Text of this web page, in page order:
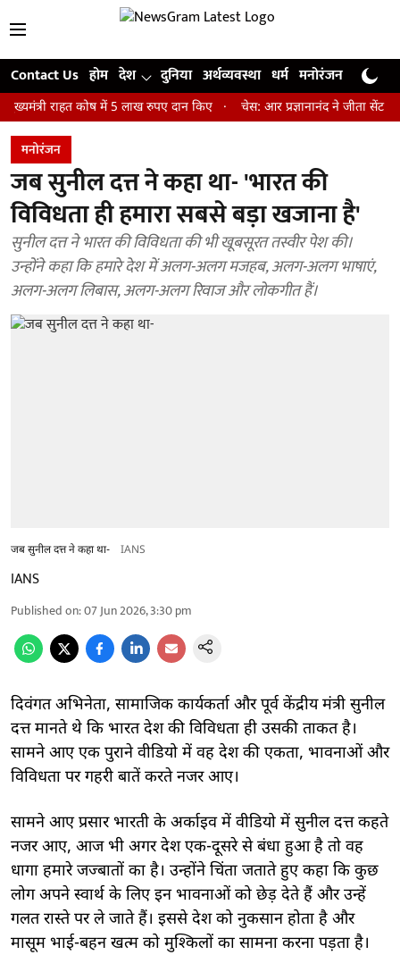
Contact Us होम देश दुनिया अर्थव्यवस्था धर्म मनोरंजन खेल
कोष में 5 लाख रुपए दान किए चेस: आर प्रज्ञानानंद ने जीता सेंट लुइस
मनोरंजन
जब सुनील दत्त ने कहा था- 'भारत की
विविधता ही हमारा सबसे बड़ा खजाना है'
सुनील दत्त ने भारत की विविधता की भी खूबसूरत तस्वीर पेश की।
उन्होंने कहा कि हमारे देश में अलग-अलग मजहब, अलग-अलग भाषाएं,
अलग-अलग लिबास, अलग-अलग रिवाज और लोकगीत हैं।
जब सुनील दत्त ने कहा था- IANS
IANS
Published on:07 Jun 2026, 3:30 pm
दिवंगत अभिनेता, सामाजिक कार्यकर्ता और पूर्व केंद्रीय मंत्री सुनील
दत्त मानते थे कि भारत देश की विविधता ही उसकी ताकत है।
सामने आए एक पुराने वीडियो में वह देश की एकता, भावनाओं और
विविधता पर गहरी बातें करते नजर आए।
सामने आए प्रसार भारती के अर्काइव में वीडियो में सुनील दत्त कहते
नजर आए, आज भी अगर देश एक-दूसरे से बंधा हुआ है तो वह
धागा हमारे जज्बातों का है। उन्होंने चिंता जताते हुए कहा कि कुछ
लोग अपने स्वार्थ के लिए इन भावनाओं को छेड़ देते हैं और उन्हें
गलत रास्ते पर ले जाते हैं। इससे देश को नुकसान होता है और
मासूम भाई-बहन खत्म को मुश्किलों का सामना करना पड़ता है।